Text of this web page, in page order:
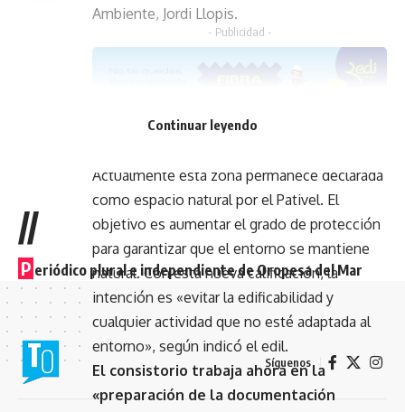
Ambiente, Jordi Llopis.
- Publicidad -
Actualmente esta zona permanece declarada
como espacio natural por el Pativel. El
objetivo es aumentar el grado de protección
para garantizar que el entorno se mantiene
natural. Con esta nueva calificación, la
intención es «evitar la edificabilidad y
cualquier actividad que no esté adaptada al
entorno», según indicó el edil.
El consistorio trabaja ahora en la
«preparación de la documentación
Continuar leyendo
//
P eriódico plural e independiente de Oropesa del Mar
Síguenos